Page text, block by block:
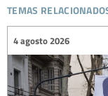
temas
4 agosto 2026